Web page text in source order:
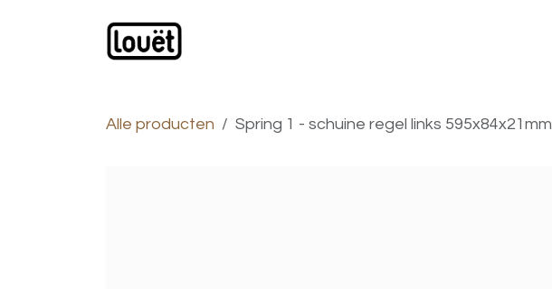
Alle producten Spring 1 - schuine regel links 595x84x21mm